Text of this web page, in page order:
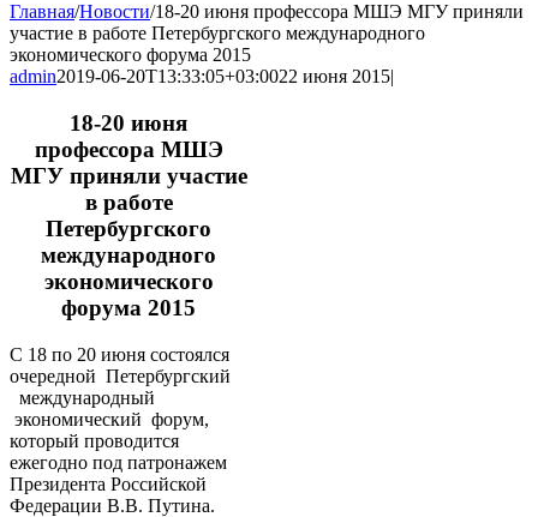
Главная/Новости/18-20 июня профессора МШЭ МГУ приняли
участие в работе Петербургского международного
экономического форума 2015
admin2019-06-20T13:33:05+03:0022 июня 2015|
18-20 июня
профессора МШЭ
МГУ приняли участие
в работе
Петербургского
международного
экономического
форума 2015
С 18 по 20 июня состоялся
очередной Петербургский
международный
экономический форум,
который проводится
ежегодно под патронажем
Президента Российской
Федерации В.В. Путина.